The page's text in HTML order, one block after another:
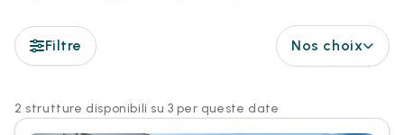
Filtre Nos choix
2 strutture disponibili su 3 per queste date